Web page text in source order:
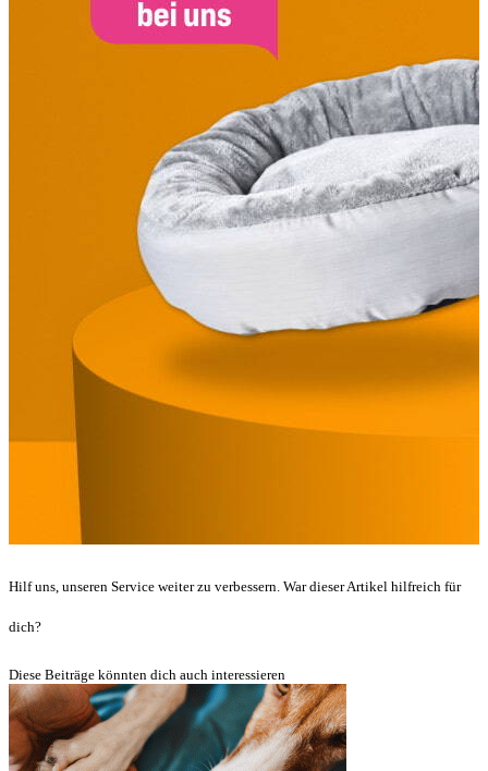
Hilf uns, unseren Service weiter zu verbessern. War dieser Artikel hilfreich für
dich?
Diese Beiträge könnten dich auch interessieren